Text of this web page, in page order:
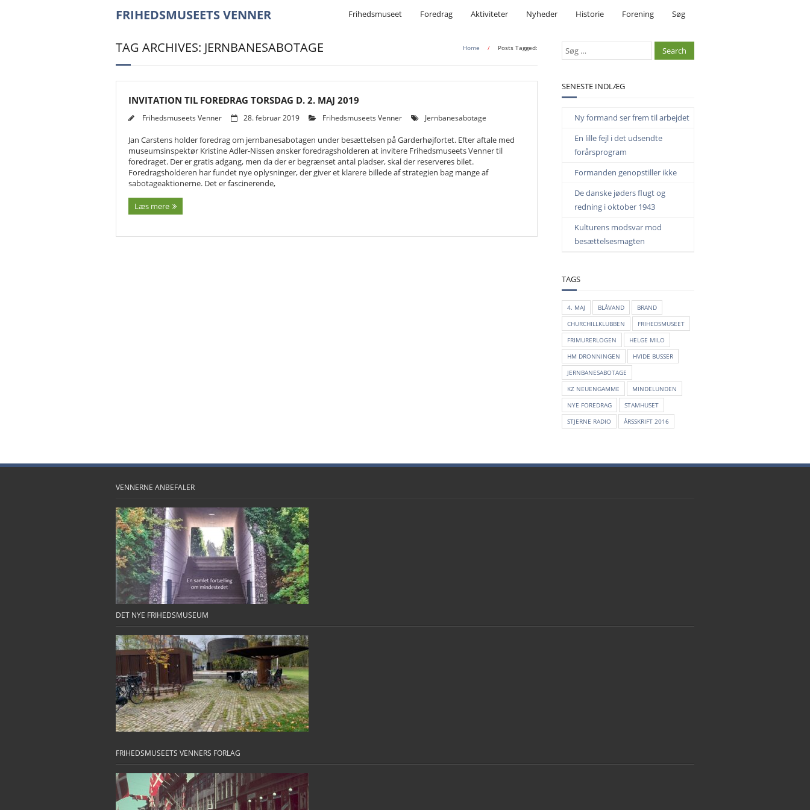
FRIHEDSMUSEETS VENNER Frihedsmuseet Foredrag Aktiviteter Nyheder Historie Forening Søg
TAG ARCHIVES: JERNBANESABOTAGE Home / Posts Tagged:
INVITATION TIL FOREDRAG TORSDAG D. 2. MAJ 2019
Frihedsmuseets Venner 28. februar 2019 Frihedsmuseets Venner Jernbanesabotage
Jan Carstens holder foredrag om jernbanesabotagen under besættelsen på Garderhøjfortet. Efter aftale med
museumsinspektør Kristine Adler-Nissen ønsker foredragsholderen at invitere Frihedsmuseets Venner til
foredraget. Der er gratis adgang, men da der er begrænset antal pladser, skal der reserveres bilet.
Foredragsholderen har fundet nye oplysninger, der giver et klarere billede af strategien bag mange af
sabotageaktionerne. Det er fascinerende,
Læs mere
SENESTE INDLÆG
Ny formand ser frem til arbejdet
En lille fejl i det udsendte
forårsprogram
Formanden genopstiller ikke
De danske jøders flugt og
redning i oktober 1943
Kulturens modsvar mod
besættelsesmagten
TAGS
4. MAJ BLÅVAND
BRAND
CHURCHILLKLUBBEN
FRIHEDSMUSEET
FRIMURERLOGEN
HELGE MILO
HM DRONNINGEN
HVIDE BUSSER
JERNBANESABOTAGE
KZ NEUENGAMME
MINDELUNDEN
NYE FOREDRAG
STAMHUSET
STJERNE RADIO
ÅRSSKRIFT 2016
VENNERNE ANBEFALER
DET NYE FRIHEDSMUSEUM
FRIHEDSMUSEETS VENNERS FORLAG